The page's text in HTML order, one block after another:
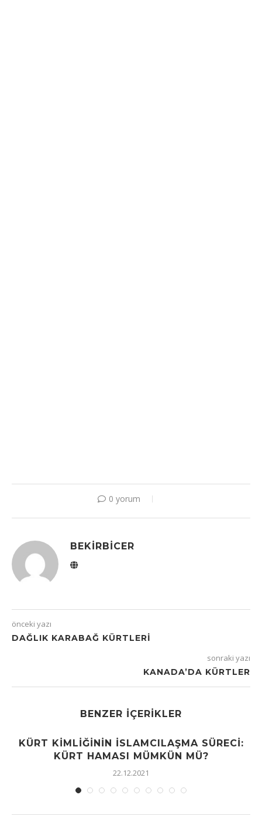
0 yorum
BEKIRBICER
önceki yazı
DAĞLIK KARABAĞ KÜRTLERI
sonraki yazı
KANADA’DA KÜRTLER
BENZER İÇERIKLER
KÜRT KIMLIĞININ İSLAMCILAŞMA SÜRECI:
KÜRT HAMASI MÜMKÜN MÜ?
22.12.2021